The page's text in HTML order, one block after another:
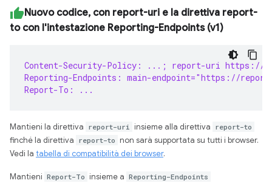
Nuovo codice, con report-uri e la direttiva report-
to con l'intestazione Reporting-Endpoints (v1)
Content-Security-Policy: ...; report-uri https://
Reporting-Endpoints: main-endpoint="https://
Report-To: ...
Mantieni la direttiva report-uri insieme alla direttiva report-to
finché la direttiva report-to non sarà supportata su tutti i browser.
Vedi la tabella di compatibilità dei browser.
Mantieni Report-To insieme a Reporting-Endpoints